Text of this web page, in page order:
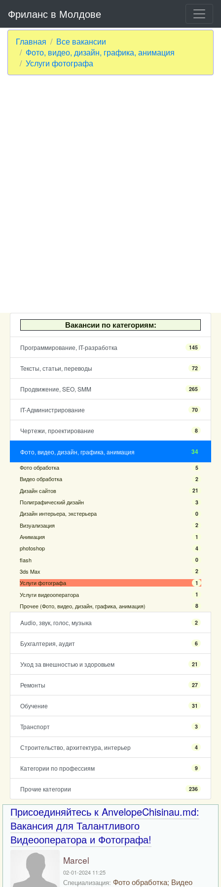
Фриланс в Молдове
Главная
Все вакансии
Фото, видео, дизайн, графика, анимация
Услуги фотографа
Вакансии по категориям:
Программирование, IT-разработка 145
Тексты, статьи, переводы 72
Продвижение, SEO, SMM 265
IT-Администрирование 70
Чертежи, проектирование 8
Фото, видео, дизайн, графика, анимация 34
Фото обработка 5
Видео обработка 2
Дизайн сайтов 21
Полиграфический дизайн 3
Дизайн интерьера, экстерьера 0
Визуализация 2
Анимация 1
photoshop 4
flash 0
3ds Max 2
Услуги фотографа 1
Услуги видеооператора 1
Прочее (Фото, видео, дизайн, графика, анимация) 8
Audio, звук, голос, музыка 2
Бухгалтерия, аудит 6
Уход за внешностью и здоровьем 21
Ремонты 27
Обучение 31
Транспорт 3
Строительство, архитектура, интерьер 4
Категории по профессиям 9
Прочие категории 236
Присоединяйтесь к AnvelopeChisinau.md:
Вакансия для Талантливого
Видеооператора и Фотографа!
Marcel
02-01-2024 11:25
Специализация: Фото обработка; Видео